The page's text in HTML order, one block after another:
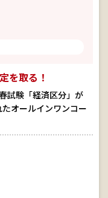
を取る！
試験「経済区分」が
オールインワンコー